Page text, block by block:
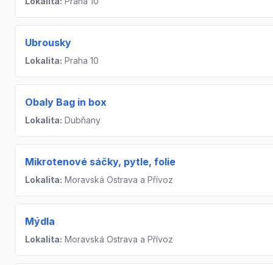
Ubrousky
Lokalita: Praha 10
Obaly Bag in box
Lokalita: Dubňany
Mikrotenové sáčky, pytle, folie
Lokalita: Moravská Ostrava a Přívoz
Mýdla
Lokalita: Moravská Ostrava a Přívoz